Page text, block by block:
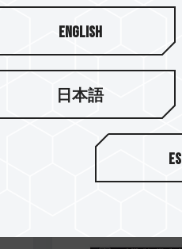
Dec / 2021
EDITOR's
WCCFTECH
CARDEA A440
SSD
English
日本語